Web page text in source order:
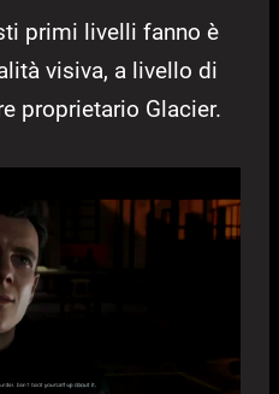
primi livelli fanno è
visiva, a livello di
proprietario Glacier.